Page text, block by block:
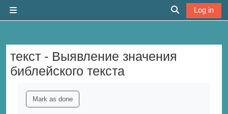
Toggle search
Log in
текст - Выявление значения
библейского текста
Mark as done